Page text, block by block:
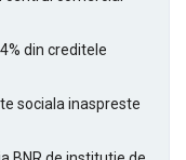
din creditele
sociala inaspreste